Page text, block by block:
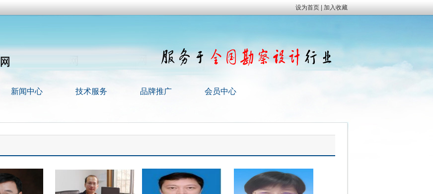
设为首页 加入收藏
新闻中心 技术服务 品牌推广 会员中心